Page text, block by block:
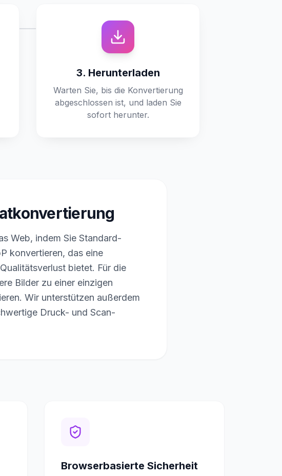
3. Herunterladen
Warten Sie, bis die Konvertierung
abgeschlossen ist, und laden Sie
sofort herunter.
Web, indem Sie Standard-
konvertieren, das eine
bietet. Für die
Bilder zu einer einzigen
Wir unterstützen außerdem
Druck- und Scan-
Browserbasierte Sicherheit